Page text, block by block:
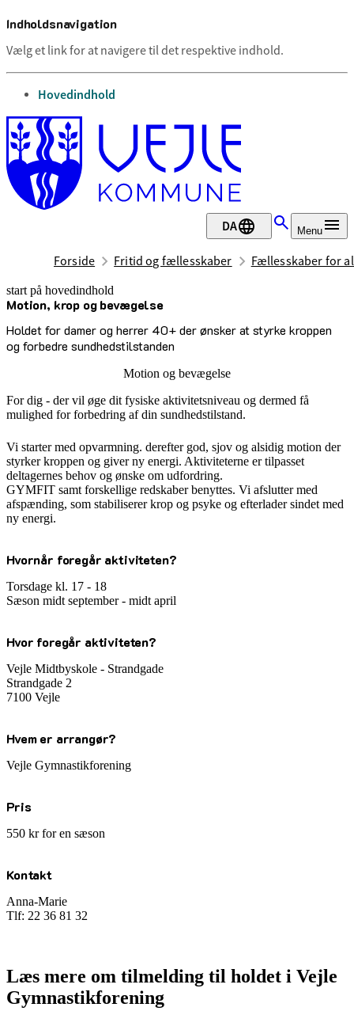
Indholdsnavigation
Vælg et link for at navigere til det respektive indhold.
gå til
Hovedindhold
DA Menu
Forside Fritid og fællesskaber Fællesskaber for
start på hovedindhold
Motion, krop og bevægelse
Holdet for damer og herrer 40+ der ønsker at styrke kroppen
og forbedre sundhedstilstanden
senest opdateret 1. juli 2026
Motion og bevægelse
For dig - der vil øge dit fysiske aktivitetsniveau og dermed få
mulighed for forbedring af din sundhedstilstand.
Vi starter med opvarmning. derefter god, sjov og alsidig motion der
styrker kroppen og giver ny energi. Aktiviteterne er tilpasset
deltagernes behov og ønske om udfordring.
GYMFIT samt forskellige redskaber benyttes. Vi afslutter med
afspænding, som stabiliserer krop og psyke og efterlader sindet med
ny energi.
Hvornår foregår aktiviteten?
Torsdage kl. 17 - 18
Sæson midt september - midt april
Hvor foregår aktiviteten?
Vejle Midtbyskole - Strandgade
Strandgade 2
7100 Vejle
Hvem er arrangør?
Vejle Gymnastikforening
Pris
550 kr for en sæson
Kontakt
Anna-Marie
Tlf: 22 36 81 32
Læs mere om tilmelding til holdet i Vejle
Gymnastikforening